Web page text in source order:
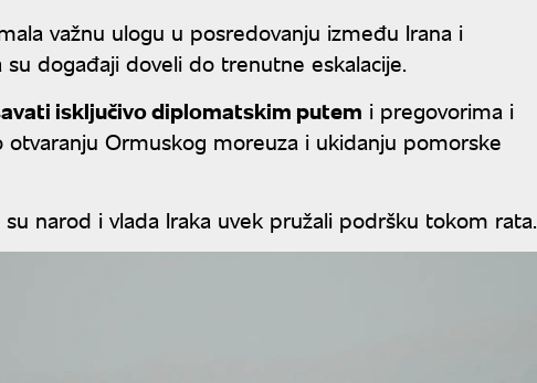
važnu ulogu u posredovanju između Irana i
događaji doveli do trenutne eskalacije.
isključivo diplomatskim putem i pregovorima i
Ormuskog moreuza i ukidanju pomorske
narod i vlada Iraka uvek pružali podršku tokom rata.